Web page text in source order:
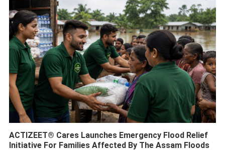
ACTIZEET® Cares Launches Emergency Flood Relief
Initiative For Families Affected By The Assam Floods